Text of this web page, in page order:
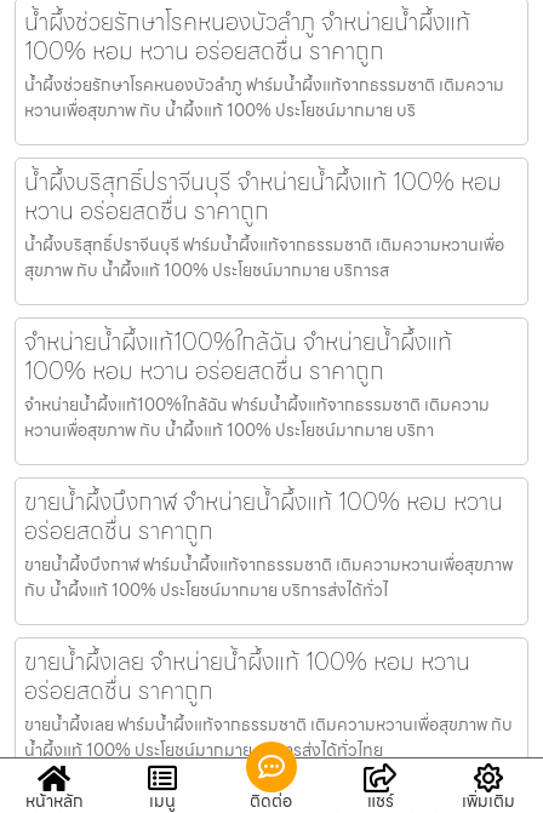
น้ำผึ้งช่วยรักษาโรคหนองบัวลำภู จำหน่ายน้ำผึ้งแท้
100% หอม หวาน อร่อยสดชื่น ราคาถูก
น้ำผึ้งช่วยรักษาโรคหนองบัวลำภู ฟาร์มน้ำผึ้งแท้จากธรรมชาติ เติมความ
หวานเพื่อสุขภาพ กับ น้ำผึ้งแท้ 100% ประโยชน์มากมาย บริ
น้ำผึ้งบริสุทธิ์ปราจีนบุรี จำหน่ายน้ำผึ้งแท้ 100% หอม
หวาน อร่อยสดชื่น ราคาถูก
น้ำผึ้งบริสุทธิ์ปราจีนบุรี ฟาร์มน้ำผึ้งแท้จากธรรมชาติ เติมความหวานเพื่อ
สุขภาพ กับ น้ำผึ้งแท้ 100% ประโยชน์มากมาย บริการส
จำหน่ายน้ำผึ้งแท้100%ใกล้ฉัน จำหน่ายน้ำผึ้งแท้
100% หอม หวาน อร่อยสดชื่น ราคาถูก
จำหน่ายน้ำผึ้งแท้100%ใกล้ฉัน ฟาร์มน้ำผึ้งแท้จากธรรมชาติ เติมความ
หวานเพื่อสุขภาพ กับ น้ำผึ้งแท้ 100% ประโยชน์มากมาย บริกา
ขายน้ำผึ้งบึงกาฬ จำหน่ายน้ำผึ้งแท้ 100% หอม หวาน
อร่อยสดชื่น ราคาถูก
ขายน้ำผึ้งบึงกาฬ ฟาร์มน้ำผึ้งแท้จากธรรมชาติ เติมความหวานเพื่อสุขภาพ
กับ น้ำผึ้งแท้ 100% ประโยชน์มากมาย บริการส่งได้ทั่วไ
ขายน้ำผึ้งเลย จำหน่ายน้ำผึ้งแท้ 100% หอม หวาน
อร่อยสดชื่น ราคาถูก
ขายน้ำผึ้งเลย ฟาร์มน้ำผึ้งแท้จากธรรมชาติ เติมความหวานเพื่อสุขภาพ กับ
น้ำผึ้งแท้ 100% ประโยชน์มากมาย บริการส่งได้ทั่วไทย
หน้าหลัก เมนู ติดต่อ แชร์ เพิ่มเติม